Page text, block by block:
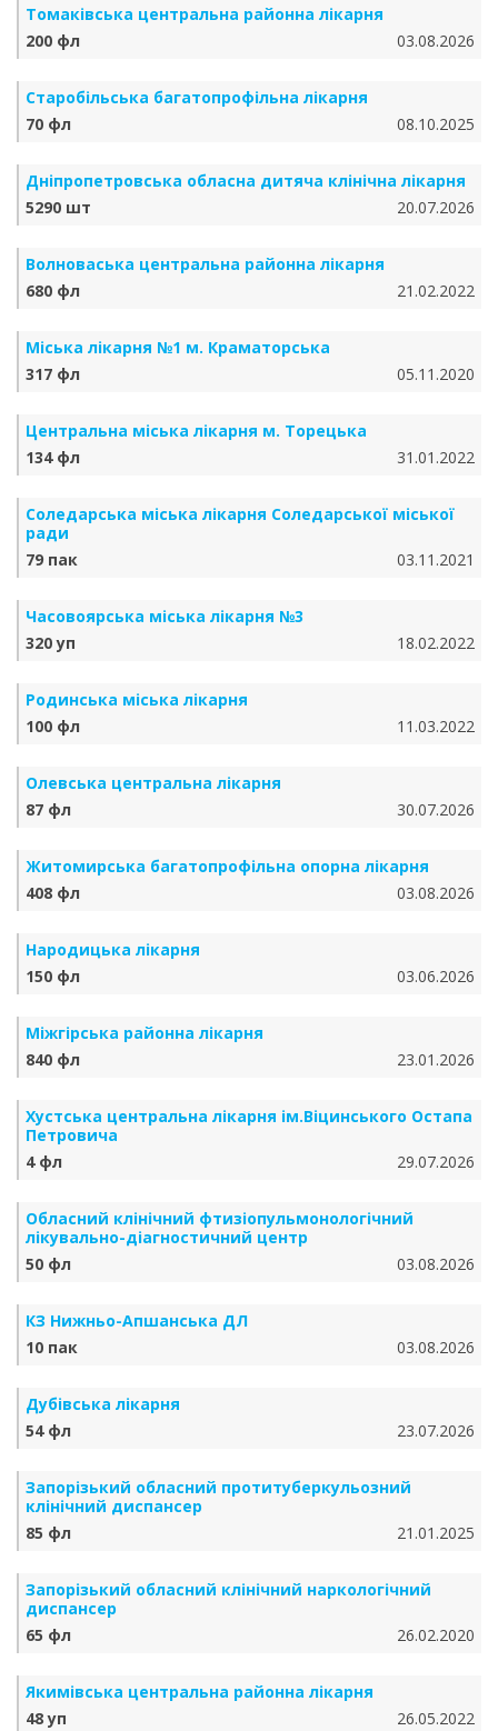
Томаківська центральна районна лікарня
200 фл
03.08.2026
Старобільська багатопрофільна лікарня
70 фл
08.10.2025
Дніпропетровська обласна дитяча клінічна лікарня
5290 шт
20.07.2026
Волноваська центральна районна лікарня
680 фл
21.02.2022
Міська лікарня №1 м. Краматорська
317 фл
05.11.2020
Центральна міська лікарня м. Торецька
134 фл
31.01.2022
Соледарська міська лікарня Соледарської міської
ради
79 пак
03.11.2021
Часовоярська міська лікарня №3
320 уп
18.02.2022
Родинська міська лікарня
100 фл
11.03.2022
Олевська центральна лікарня
87 фл
30.07.2026
Житомирська багатопрофільна опорна лікарня
408 фл
03.08.2026
Народицька лікарня
150 фл
03.06.2026
Міжгірська районна лікарня
840 фл
23.01.2026
Хустська центральна лікарня ім.Віцинського Остапа
Петровича
4 фл
29.07.2026
Обласний клінічний фтизіопульмонологічний
лікувально-діагностичний центр
50 фл
03.08.2026
КЗ Нижньо-Апшанська ДЛ
10 пак
03.08.2026
Дубівська лікарня
54 фл
23.07.2026
Запорізький обласний протитуберкульозний
клінічний диспансер
85 фл
21.01.2025
Запорізький обласний клінічний наркологічний
диспансер
65 фл
26.02.2020
Якимівська центральна районна лікарня
48 уп
26.05.2022